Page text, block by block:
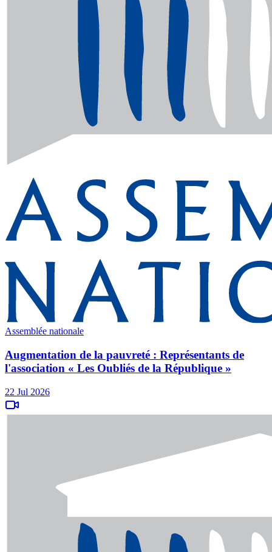
Assemblée nationale
Augmentation de la pauvreté : Représentants de
l'association « Les Oubliés de la République »
22 Jul 2026